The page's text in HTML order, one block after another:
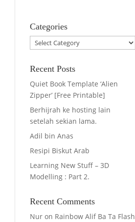
Categories
Categories
Recent Posts
Quiet Book Template ‘Alien
Zipper’ [Free Printable]
Berhijrah ke hosting lain
setelah sekian lama.
Adil bin Anas
Resipi Biskut Arab
Learning New Stuff – 3D
Modelling : Part 2.
Recent Comments
Nur on Rainbow Alif Ba Ta Flash